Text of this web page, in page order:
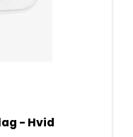
- Hvid